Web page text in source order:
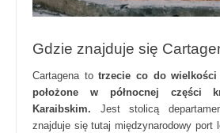
Gdzie znajduje się
Cartagena totrzecie co do
położone w północnej części
Karaibskim. Jest stolicą
znajduje się tutaj międzynarodowy port